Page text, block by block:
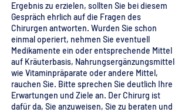
Ergebnis zu erzielen, sollten Sie bei diesem
Gespräch ehrlich auf die Fragen des
Chirurgen antworten. Wurden Sie schon
einmal operiert, nehmen Sie eventuell
Medikamente ein oder entsprechende Mittel
auf Kräuterbasis, Nahrungsergänzungsmittel
wie Vitaminpräparate oder andere Mittel,
rauchen Sie. Bitte sprechen Sie deutlich Ihre
Erwartungen und Ziele an. Der Chirurg ist
dafür da, Sie anzuweisen, Sie zu beraten und